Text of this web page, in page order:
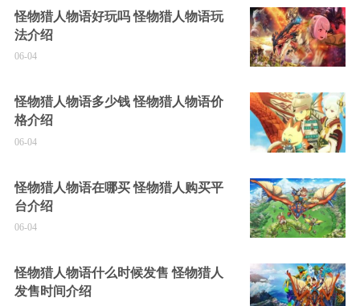
怪物猎人物语好玩吗 怪物猎人物语玩
法介绍
06-04
怪物猎人物语多少钱 怪物猎人物语价
格介绍
06-04
怪物猎人物语在哪买 怪物猎人购买平
台介绍
06-04
怪物猎人物语什么时候发售 怪物猎人
发售时间介绍